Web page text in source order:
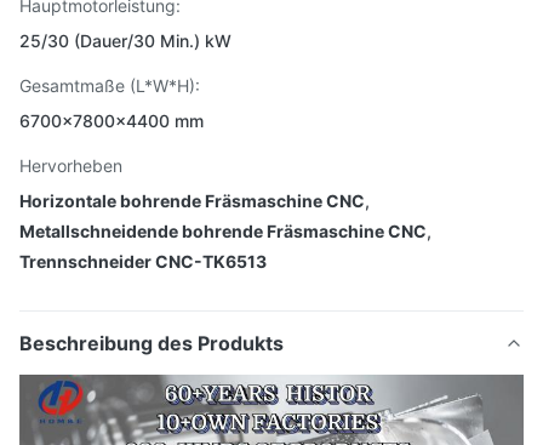
Hauptmotorleistung:
25/30 (Dauer/30 Min.) kW
Gesamtmaße (L*W*H):
6700x7800x4400 mm
Hervorheben
Horizontale bohrende Fräsmaschine CNC,
Metallschneidende bohrende Fräsmaschine CNC,
Trennschneider CNC-TK6513
Beschreibung des Produkts